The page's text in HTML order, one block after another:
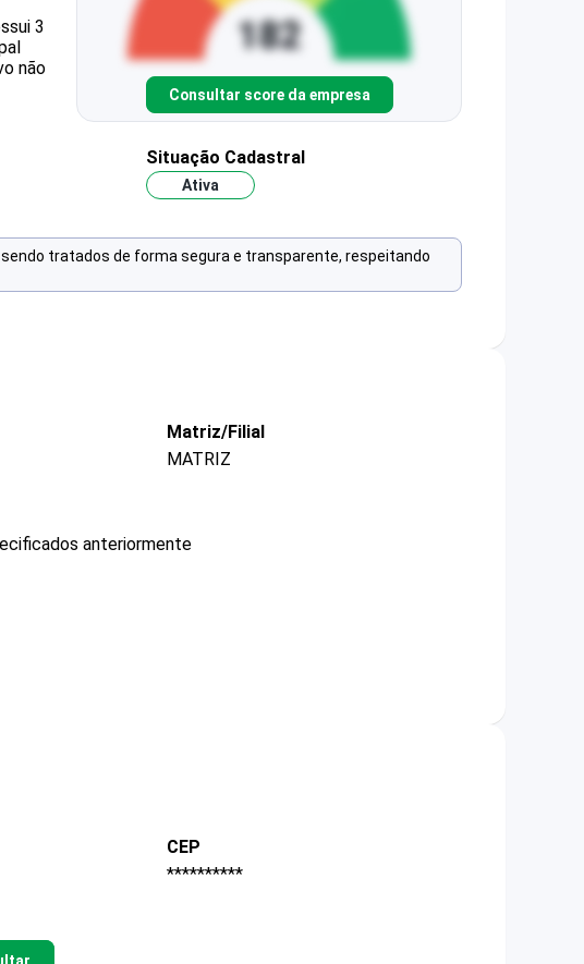
3
não
Consultar score da empresa
Situação Cadastral
Ativa
tratados de forma segura e transparente, respeitando
Matriz/Filial
MATRIZ
anteriormente
CEP
**********